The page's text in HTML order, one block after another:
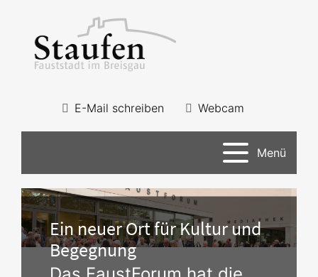
E-Mail schreiben Webcam
Menü
Ein neuer Ort für Kultur und
Begegnung